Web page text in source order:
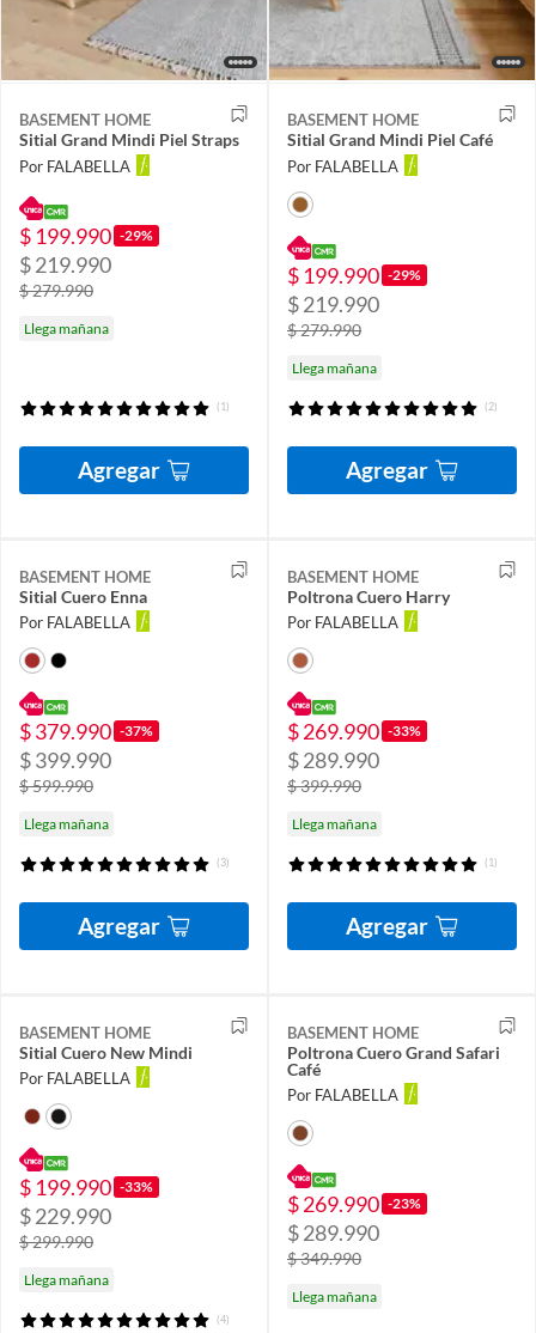
BASEMENT HOME
Sitial Grand Mindi Piel Straps
Por FALABELLA
$ 199.990 -29%
$ 219.990
$ 279.990
Llega mañana
(1)
Agregar
BASEMENT HOME
Sitial Grand Mindi Piel Café
Por FALABELLA
$ 199.990 -29%
$ 219.990
$ 279.990
Llega mañana
(2)
Agregar
BASEMENT HOME
Sitial Cuero Enna
Por FALABELLA
$ 379.990 -37%
$ 399.990
$ 599.990
Llega mañana
(3)
Agregar
BASEMENT HOME
Poltrona Cuero Harry
Por FALABELLA
$ 269.990 -33%
$ 289.990
$ 399.990
Llega mañana
(1)
Agregar
BASEMENT HOME
Sitial Cuero New Mindi
Por FALABELLA
$ 199.990 -33%
$ 229.990
$ 299.990
Llega mañana
(4)
BASEMENT HOME
Poltrona Cuero Grand Safari
Café
Por FALABELLA
$ 269.990 -23%
$ 289.990
$ 349.990
Llega mañana